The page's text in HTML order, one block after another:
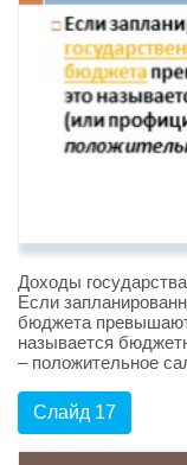
Доходы
Если
бюджета
называется
– положительное
Слайд 17